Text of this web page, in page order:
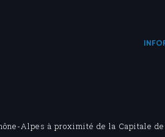
Alpes à proximité de la Capitale